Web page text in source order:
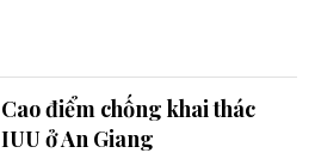
Cao điểm chống khai thác
IUU ở An Giang